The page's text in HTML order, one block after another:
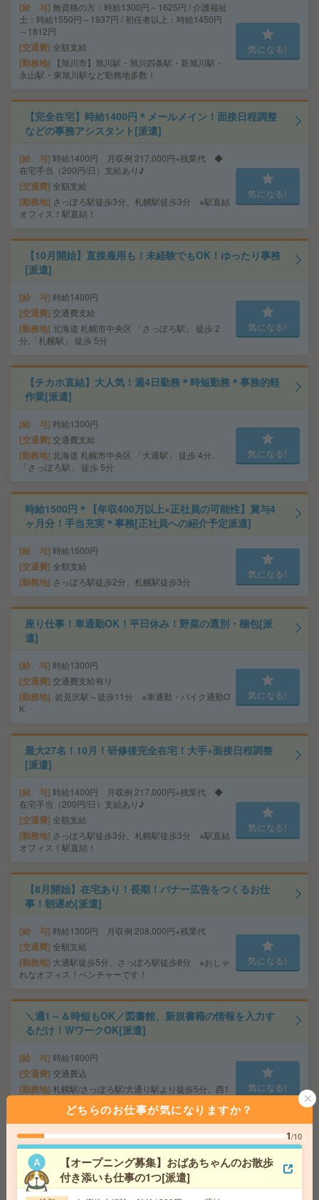
給 与 無資格の方：時給1300円～1625円 / 介護福祉
士：時給1550円～1937円 / 初任者以上：時給1450円
～1812円
交通費 全額支給
勤務地
【旭川市】旭川駅・旭川四条駅・新旭川駅・
永山駅・東旭川駅など勤務地多数！
気になる!
【完全在宅】時給1400円＊メールメイン！面接日程調整
などの事務アシスタント[派遣]
給 与 時給1400円 月収例 217,000円+残業代 ◆
在宅手当（200円/日）支給あり♪
交通費 全額支給
勤務地 さっぽろ駅徒歩3分、札幌駅徒歩3分 ※駅直結
オフィス！駅直結！
気になる!
【10月開始】直接雇用も！未経験でもOK！ゆったり事務
[派遣]
給 与 時給1400円
交通費 交通費支給
勤務地 北海道 札幌市中央区 「さっぽろ駅」 徒歩 2
分,「札幌駅」 徒歩 5分
気になる!
【チカホ直結】大人気！週4日勤務＊時短勤務＊事務的軽
作業[派遣]
給 与 時給1300円
交通費 交通費支給
勤務地 北海道 札幌市中央区 「大通駅」 徒歩 4分,
「さっぽろ駅」 徒歩 5分
気になる!
時給1500円＊【年収400万以上×正社員の可能性】賞与4
ヶ月分！手当充実＊事務[正社員への紹介予定派遣]
給 与 時給1500円
交通費 全額支給
勤務地 さっぽろ駅徒歩2分、札幌駅徒歩3分
気になる!
座り仕事！車通勤OK！平日休み！野菜の選別・梱包[派
遣]
給 与 時給1300円
交通費 交通費支給有り
勤務地
岩見沢駅～徒歩11分 ※車通勤・バイク通勤O
K
気になる!
最大27名！10月！研修後完全在宅！大手×面接日程調整
[派遣]
給 与 時給1400円 月収例 217,000円+残業代 ◆
在宅手当（200円/日）支給あり♪
交通費 全額支給
勤務地 さっぽろ駅徒歩3分、札幌駅徒歩3分 ※駅直結
オフィス！駅直結！
気になる!
【8月開始】在宅あり！長期！バナー広告をつくるお仕
事！朝遅め[派遣]
給 与 時給1300円 月収例 208,000円+残業代
交通費 全額支給
勤務地 大通駅徒歩5分、さっぽろ駅徒歩8分 ※おしゃ
れなオフィス！ベンチャーです！
気になる!
＼週1～＆時短もOK／図書館、新規書籍の情報を入力す
るだけ！WワークOK[派遣]
給 与 時給1800円
交通費 交通費込
勤務地 札幌駅/さっぽろ駅/大通り駅より徒歩5分、西1
気になる!
＜即日スタート！＞3名募集！髪色ネイル自由！助成金の
ご案内！[派遣]
給 与 時給1400円 月収例 224,000円
どちらのお仕事が気になりますか？
1/10
【オープニング募集】おばあちゃんのお散歩
付き添いも仕事の1つ[派遣]